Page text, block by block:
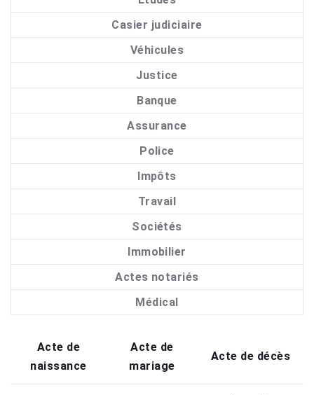
Casier judiciaire
Véhicules
Justice
Banque
Assurance
Police
Impôts
Travail
Sociétés
Immobilier
Actes notariés
Médical
Acte de
naissance
Acte de
mariage
Acte de décès